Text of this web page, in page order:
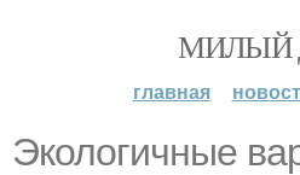
МИЛЫЙ
главная
Экологичные